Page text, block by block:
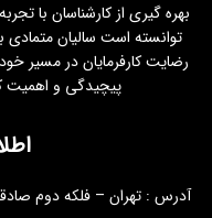
بهره گیری از کارشناسان با
توانسته است سالیان
رضایت کارفرمایان در مسیر
پیچیدگی و اهمیت
آدرس : تهران – فلکه دوم صادقیه –